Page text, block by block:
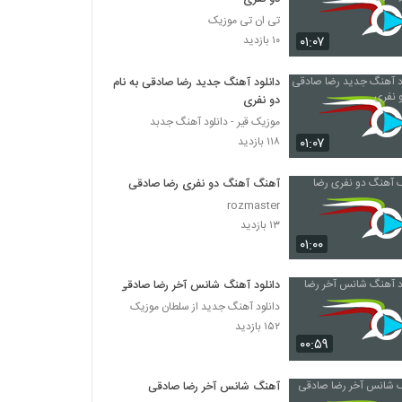
۰۱:۰۷
تی ان تی موزیک
۱۰ بازدید
۰۱:۰۷
دانلود آهنگ جدید رضا صادقی به نام
دو نفری
موزیک قیر - دانلود آهنگ جدبد
۱۱۸ بازدید
۰۱:۰۰
آهنگ آهنگ دو نفری رضا صادقی
rozmaster
۱۳ بازدید
۰۰:۵۹
دانلود آهنگ شانس آخر رضا صادقی
دانلود آهنگ جدید از سلطان موزیک
۱۵۲ بازدید
آهنگ شانس آخر رضا صادقی